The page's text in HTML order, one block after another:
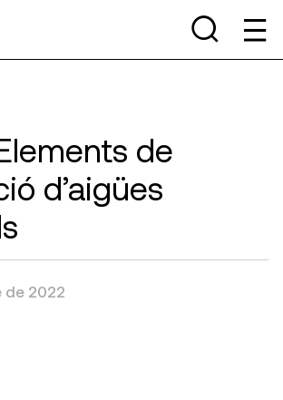
de
d’aigües
de 2022